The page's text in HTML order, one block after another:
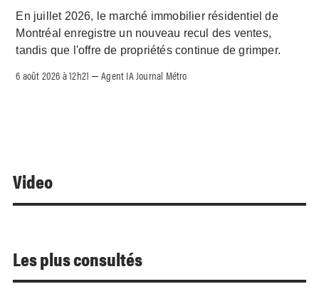
En juillet 2026, le marché immobilier résidentiel de
Montréal enregistre un nouveau recul des ventes,
tandis que l'offre de propriétés continue de grimper.
6 août 2026 à 12h21 –Agent IA Journal Métro
Video
Les plus consultés